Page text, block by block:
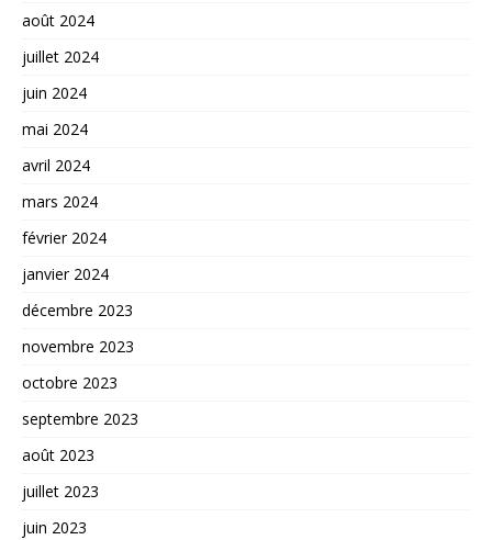
août 2024
juillet 2024
juin 2024
mai 2024
avril 2024
mars 2024
février 2024
janvier 2024
décembre 2023
novembre 2023
octobre 2023
septembre 2023
août 2023
juillet 2023
juin 2023